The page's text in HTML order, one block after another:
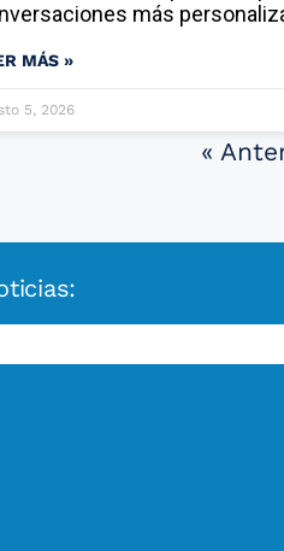
más
MÁS »
5, 2026
«